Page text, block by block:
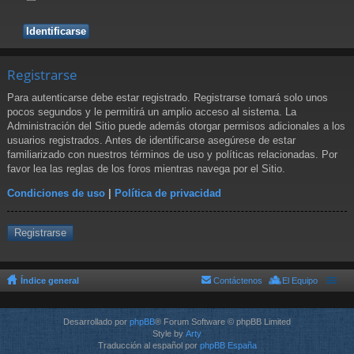
Registrarse
Para autenticarse debe estar registrado. Registrarse tomará solo unos
pocos segundos y le permitirá un amplio acceso al sistema. La
Administración del Sitio puede además otorgar permisos adicionales a los
usuarios registrados. Antes de identificarse asegúrese de estar
familiarizado con nuestros términos de uso y políticas relacionadas. Por
favor lea las reglas de los foros mientras navega por el Sitio.
Condiciones de uso | Política de privacidad
Registrarse
Índice general El Equipo
Contáctenos
Desarrollado por phpBB® Forum Software © phpBB Limited
Style by Arty
Traducción al español por phpBB España